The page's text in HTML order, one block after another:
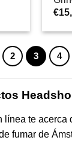
€
2 3 4
línea te acerca
fumar de